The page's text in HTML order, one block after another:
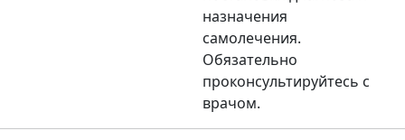
назначения
самолечения.
Обязательно
проконсультируйтесь с
врачом.